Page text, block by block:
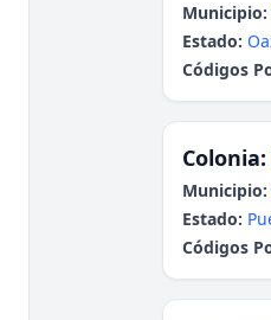
Municipio:
Estado:
Códigos
Colonia:
Municipio:
Estado:
Códigos